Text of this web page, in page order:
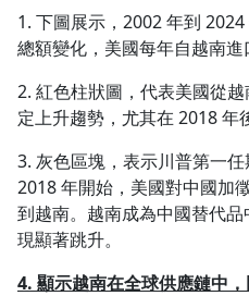
1. 下圖展示，2002 年到
總額變化，美國每年自越南進
2. 紅色柱狀圖，代表美國從
定上升趨勢，尤其在 2018 年
3. 灰色區塊，表示川普第一
2018 年開始，美國對中國加
到越南。越南成為中國替代
現顯著跳升。
4. 顯示越南在全球供應鏈中